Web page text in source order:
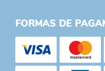
FORMAS DE